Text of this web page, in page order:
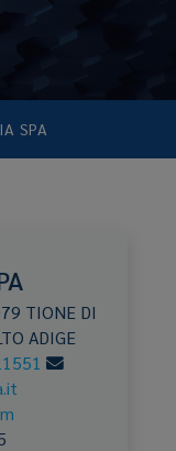
SPA
TIONE DI
ADIGE